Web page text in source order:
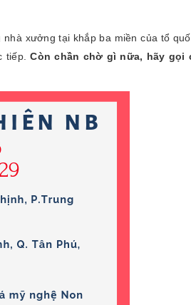
xưởng tại khắp ba miền của tổ
tiếp.Còn chần chờ gì nữa, hãy gọi